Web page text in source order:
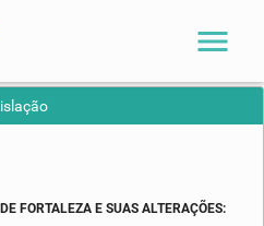
menu
FORTALEZA E SUAS ALTERAÇÕES: